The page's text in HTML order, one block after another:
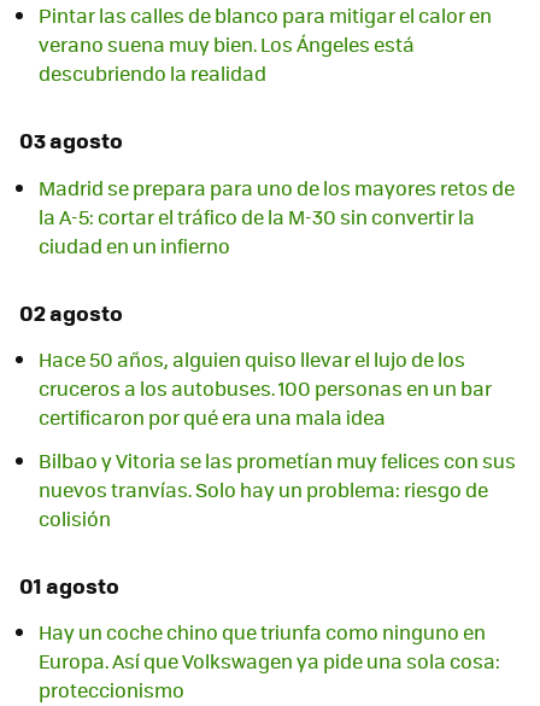
Pintar las calles de blanco para mitigar el calor en
verano suena muy bien. Los Ángeles está
descubriendo la realidad
03 agosto
Madrid se prepara para uno de los mayores retos de
la A-5: cortar el tráfico de la M-30 sin convertir la
ciudad en un infierno
02 agosto
Hace 50 años, alguien quiso llevar el lujo de los
cruceros a los autobuses. 100 personas en un bar
certificaron por qué era una mala idea
Bilbao y Vitoria se las prometían muy felices con sus
nuevos tranvías. Solo hay un problema: riesgo de
colisión
01 agosto
Hay un coche chino que triunfa como ninguno en
Europa. Así que Volkswagen ya pide una sola cosa:
proteccionismo